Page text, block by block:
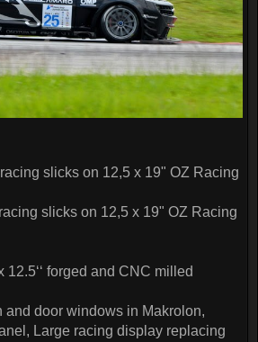
slicks on 12,5 x 19" OZ Racing
slicks on 12,5 x 19" OZ Racing
12.5‘‘ forged and CNC milled
and door windows in Makrolon,
Large racing display replacing